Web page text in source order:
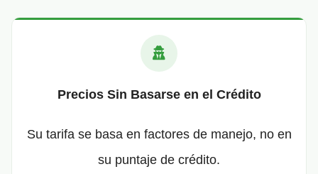
Precios Sin Basarse en el Crédito
Su tarifa se basa en factores de manejo, no en
su puntaje de crédito.